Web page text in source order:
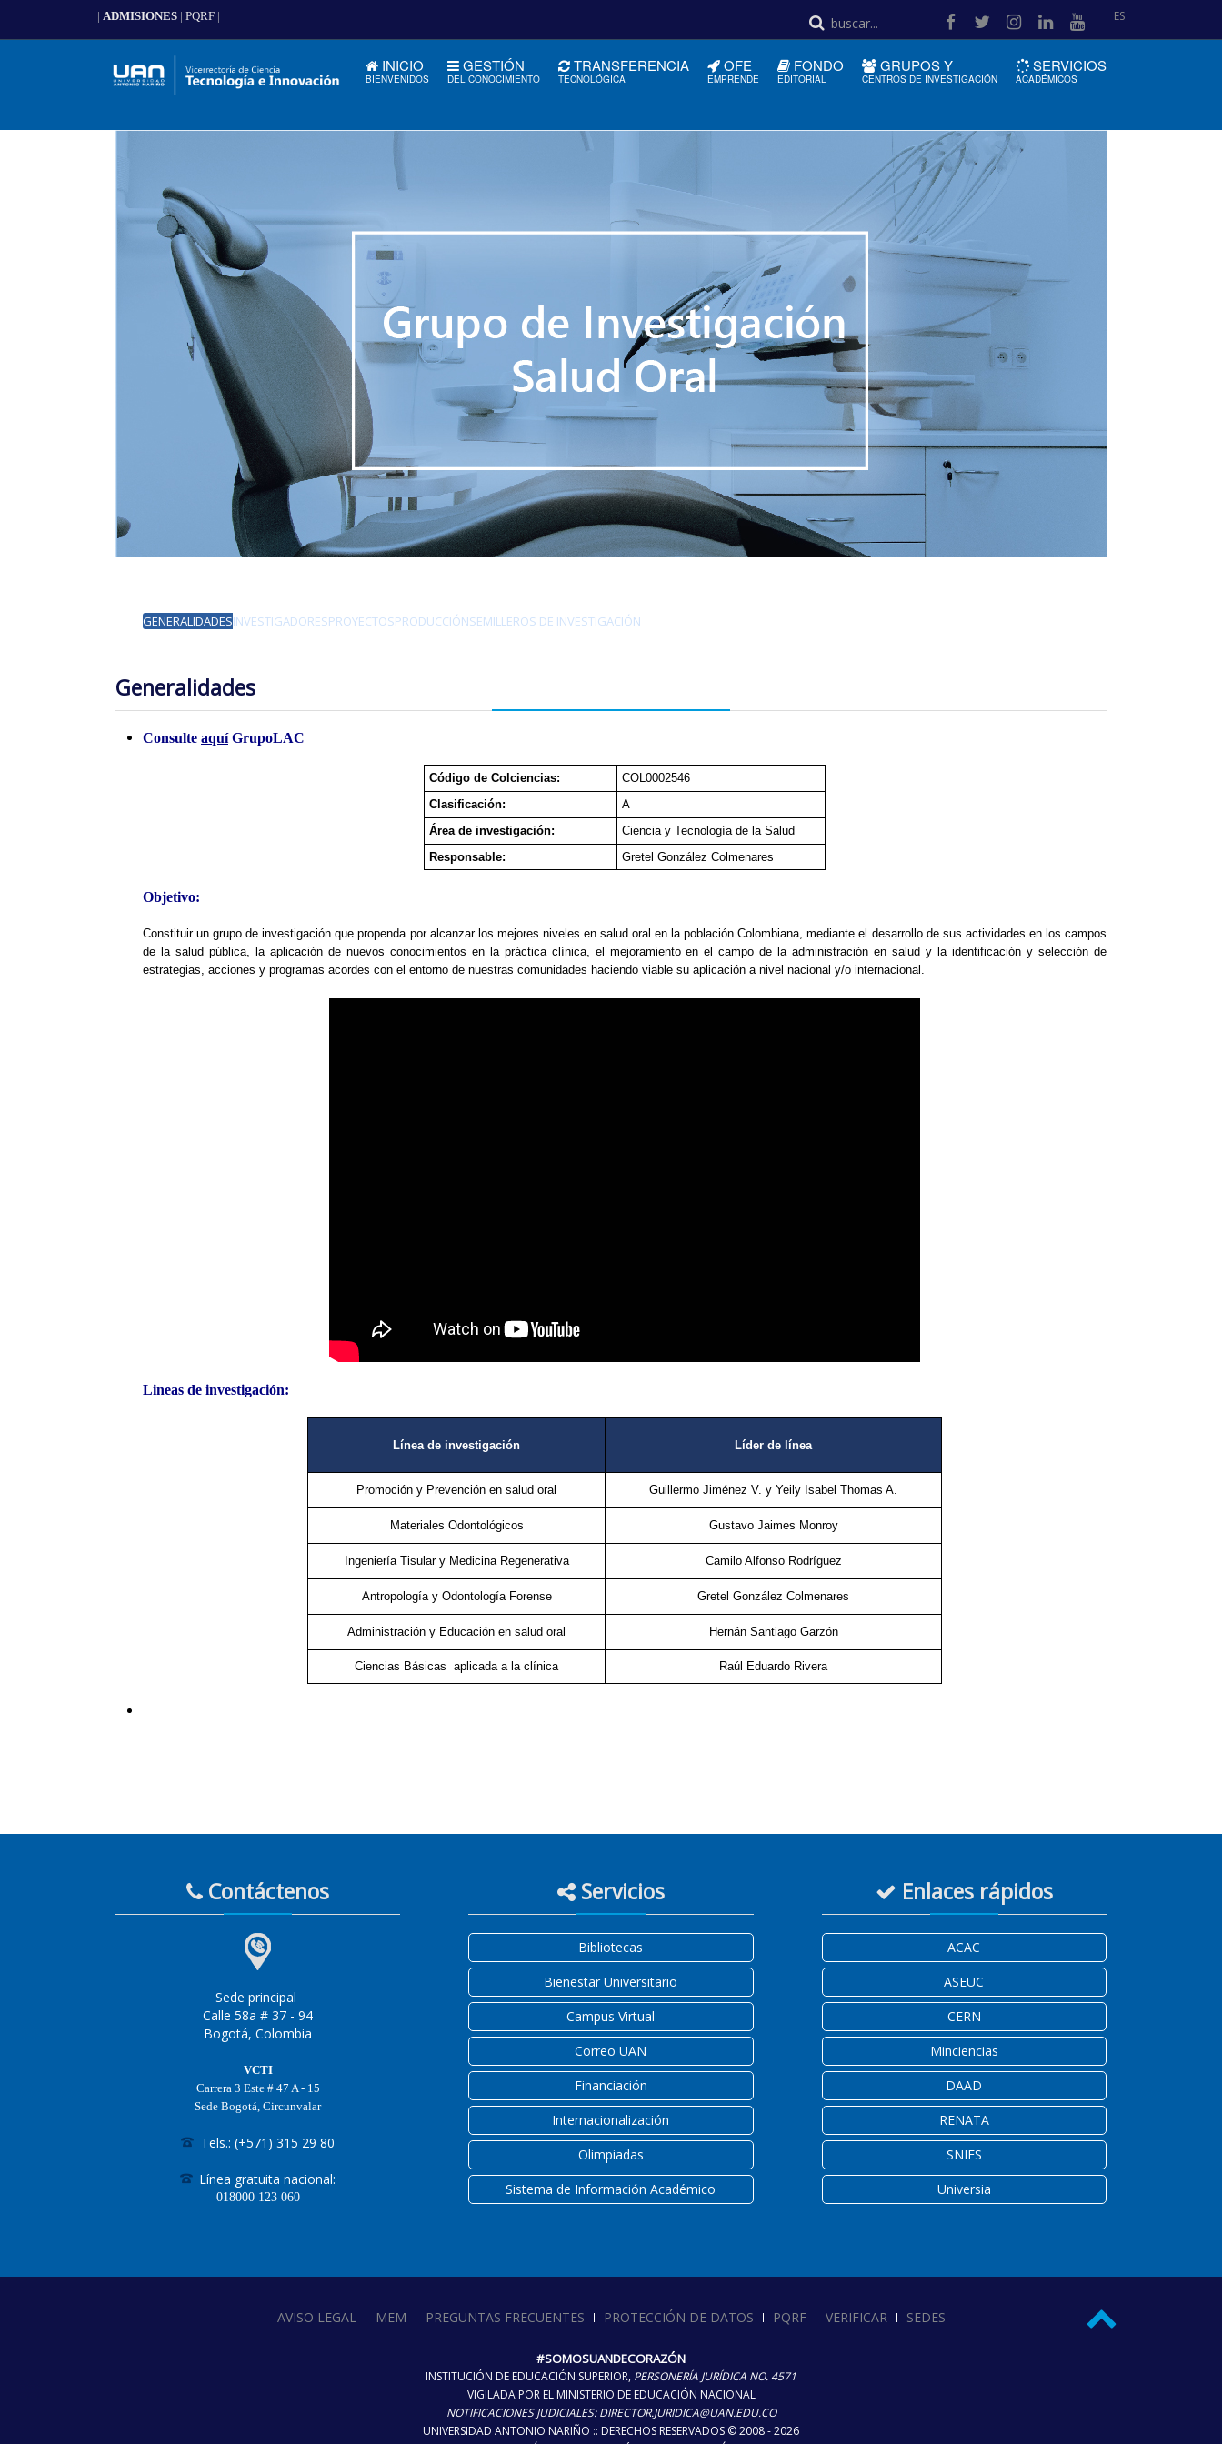
| ADMISIONES | PQRF | ES
INICIO
BIENVENIDOS
GESTIÓN
DEL CONOCIMIENTO
TRANSFERENCIA
TECNOLÓGICA
OFE
EMPRENDE
FONDO
EDITORIAL
GRUPOS Y
CENTROS DE INVESTIGACIÓN
SERVICIOS
ACADÉMICOS
GENERALIDADESINVESTIGADORESPROYECTOSPRODUCCIÓNSEMILLEROS DE INVESTIGACIÓN
Generalidades
Consulte aquíGrupoLAC
Código de Colciencias:
COL0002546
Clasificación:
A
Área de investigación:
Ciencia y Tecnología de la Salud
Responsable:
Gretel González Colmenares
Objetivo:
Constituir un grupo de investigación que propenda por alcanzar los mejores niveles en salud oral en la población Colombiana, mediante el desarrollo de sus actividades en los campos
de la salud pública, la aplicación de nuevos conocimientos en la práctica clínica, el mejoramiento en el campo de la administración en salud y la identificación y selección de
estrategias, acciones y programas acordes con el entorno de nuestras comunidades haciendo viable su aplicación a nivel nacional y/o internacional.
Lineas de investigación:
Línea de investigación Líder de línea
Promoción y Prevención en salud oral Guillermo Jiménez V. y Yeily Isabel Thomas A.
Materiales Odontológicos Gustavo Jaimes Monroy
Ingeniería Tisular y Medicina Regenerativa Camilo Alfonso Rodríguez
Antropología y Odontología Forense Gretel González Colmenares
Administración y Educación en salud oral Hernán Santiago Garzón
Ciencias Básicas aplicada a la clínica Raúl Eduardo Rivera
Contáctenos
Sede principal
Calle 58a # 37 - 94
Bogotá, Colombia
VCTI
Carrera 3 Este # 47 A - 15
Sede Bogotá, Circunvalar
Tels.: (+571) 315 29 80
Línea gratuita nacional:
018000 123 060
Servicios
Bibliotecas
Bienestar Universitario
Campus Virtual
Correo UAN
Financiación
Internacionalización
Olimpiadas
Sistema de Información Académico
Enlaces rápidos
ACAC
ASEUC
CERN
Minciencias
DAAD
RENATA
SNIES
Universia
AVISO LEGAL MEM PREGUNTAS FRECUENTES PROTECCIÓN DE DATOS PQRF VERIFICAR SEDES
#SOMOSUANDECORAZÓN
INSTITUCIÓN DE EDUCACIÓN SUPERIOR, PERSONERÍA JURÍDICA NO. 4571
VIGILADA POR EL MINISTERIO DE EDUCACIÓN NACIONAL
NOTIFICACIONES JUDICIALES: DIRECTOR.JURIDICA@UAN.EDU.CO
UNIVERSIDAD ANTONIO NARIÑO :: DERECHOS RESERVADOS © 2008 - 2026